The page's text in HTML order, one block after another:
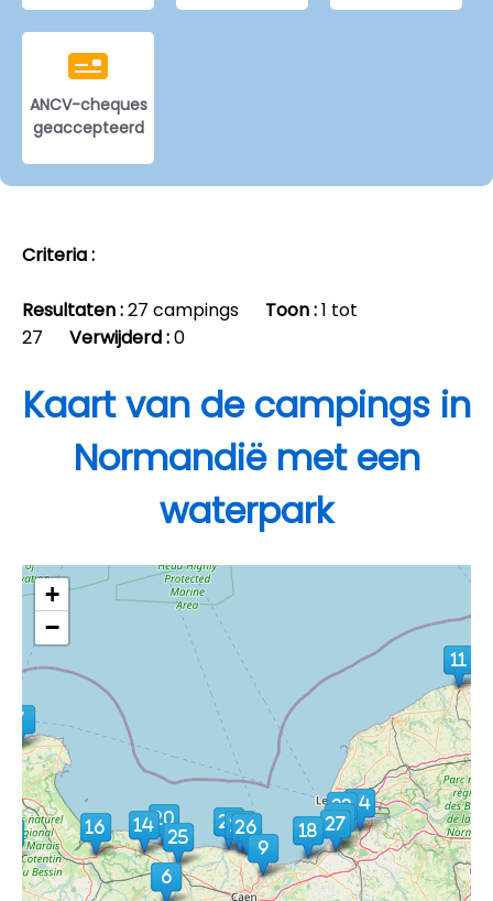
ANCV-cheques
geaccepteerd
Criteria :
Resultaten :27 campings Toon :1 tot
27 Verwijderd :0
Kaart van de campings in
Normandië met een
waterpark
+
−